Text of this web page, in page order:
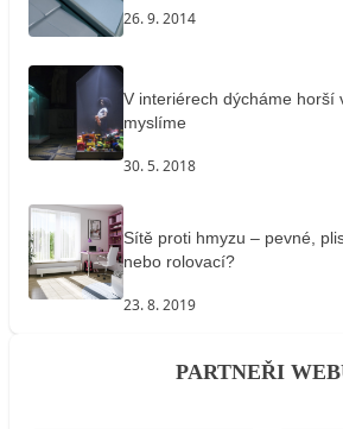
26. 9. 2014
V interiérech dýcháme horší
myslíme
30. 5. 2018
Sítě proti hmyzu – pevné,
nebo rolovací?
23. 8. 2019
PARTNEŘI